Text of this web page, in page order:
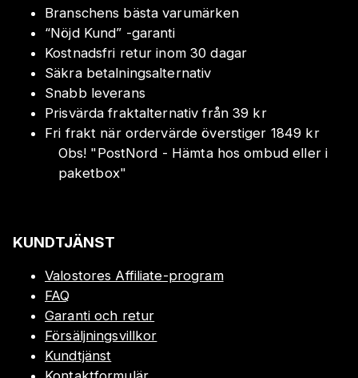
Branschens bästa varumärken
“Nöjd Kund” -garanti
Kostnadsfri retur inom 30 dagar
Säkra betalningsalternativ
Snabb leverans
Prisvärda fraktalternativ från 39 kr
Fri frakt när ordervärde överstiger 1849 kr
Obs! "PostNord - Hämta hos ombud eller i
paketbox"
KUNDTJÄNST
Valostores Affiliate-program
FAQ
Garanti och retur
Försäljningsvillkor
Kundtjänst